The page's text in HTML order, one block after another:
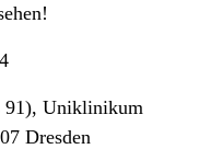
91), Uniklinikum
Dresden